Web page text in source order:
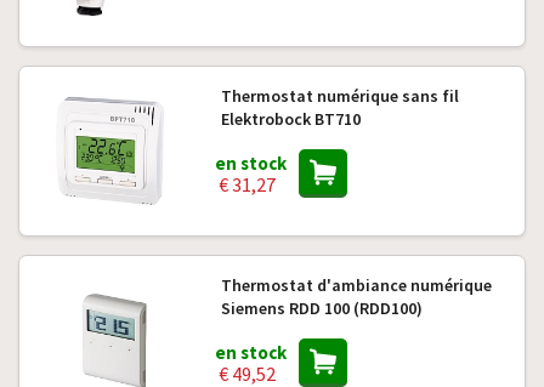
Thermostat numérique sans fil
Elektrobock BT710
en stock
€ 31,27
Thermostat d'ambiance numérique
Siemens RDD 100 (RDD100)
en stock
€ 49,52